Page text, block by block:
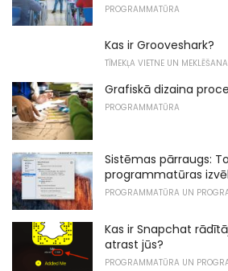
PROGRAMMATŪRA
Kas ir Grooveshark?
TĪMEKĻA VIETNE UN MEKLĒŠANA
Grafiskā dizaina
PROGRAMMATŪRA
Sistēmas pārraugs:
programmatūras
PROGRAMMATŪRA UN
Kas ir Snapchat
atrast jūs?
PROGRAMMATŪRA UN